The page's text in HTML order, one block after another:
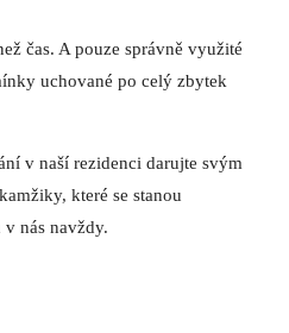
čas. A pouze správně využité
uchované po celý zbytek
v naší rezidenci darujte svým
které se stanou
v nás navždy.